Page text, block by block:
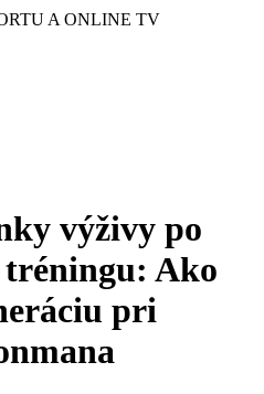
A ONLINE TV
výživy po
Ako
pri